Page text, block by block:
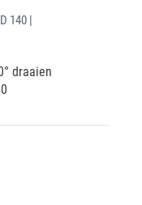
140 |
draaien